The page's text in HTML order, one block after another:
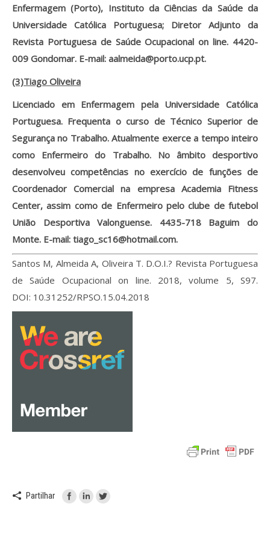
Enfermagem (Porto), Instituto da Ciências da Saúde da
Universidade Católica Portuguesa; Diretor Adjunto da
Revista Portuguesa de Saúde Ocupacional on line. 4420-
009 Gondomar. E-mail: aalmeida@porto.ucp.pt.
(3)Tiago Oliveira
Licenciado em Enfermagem pela Universidade Católica
Portuguesa. Frequenta o curso de Técnico Superior de
Segurança no Trabalho. Atualmente exerce a tempo inteiro
como Enfermeiro do Trabalho. No âmbito desportivo
desenvolveu competências no exercício de funções de
Coordenador Comercial na empresa Academia Fitness
Center, assim como de Enfermeiro pelo clube de futebol
União Desportiva Valonguense. 4435-718 Baguim do
Monte. E-mail: tiago_sc16@hotmail.com.
Santos M, Almeida A, Oliveira T. D.O.I.? Revista Portuguesa
de Saúde Ocupacional on line. 2018, volume 5, S97.
DOI: 10.31252/RPSO.15.04.2018
Partilhar